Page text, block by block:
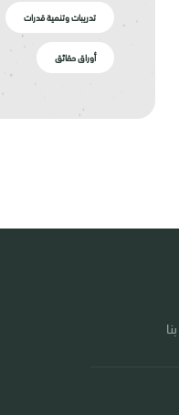
تدريبات وتنمية قدرات
أوراق حقائق